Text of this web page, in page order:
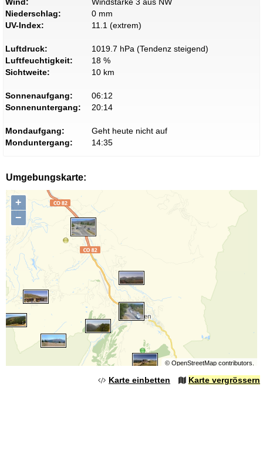
Niederschlag:
0 mm
UV-Index:
11.1 (extrem)
Luftdruck:
1019.7 hPa (Tendenz steigend)
Luftfeuchtigkeit:
18 %
Sichtweite:
10 km
Sonnenaufgang:
06:12
Sonnenuntergang:
20:14
Mondaufgang:
Geht heute nicht auf
Monduntergang:
14:35
Umgebungskarte:
+
−
© OpenStreetMapcontributors.
Karte einbetten Karte vergrössern